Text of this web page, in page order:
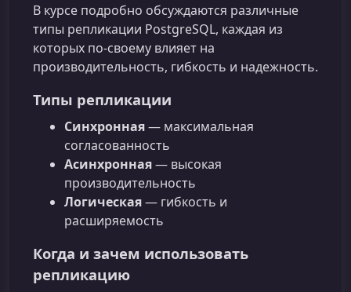
В курсе подробно обсуждаются различные
типы репликации PostgreSQL, каждая из
которых по‑своему влияет на
производительность, гибкость и надежность.
Типы репликации
Синхронная— максимальная
согласованность
Асинхронная— высокая
производительность
Логическая— гибкость и
расширяемость
Когда и зачем использовать
репликацию